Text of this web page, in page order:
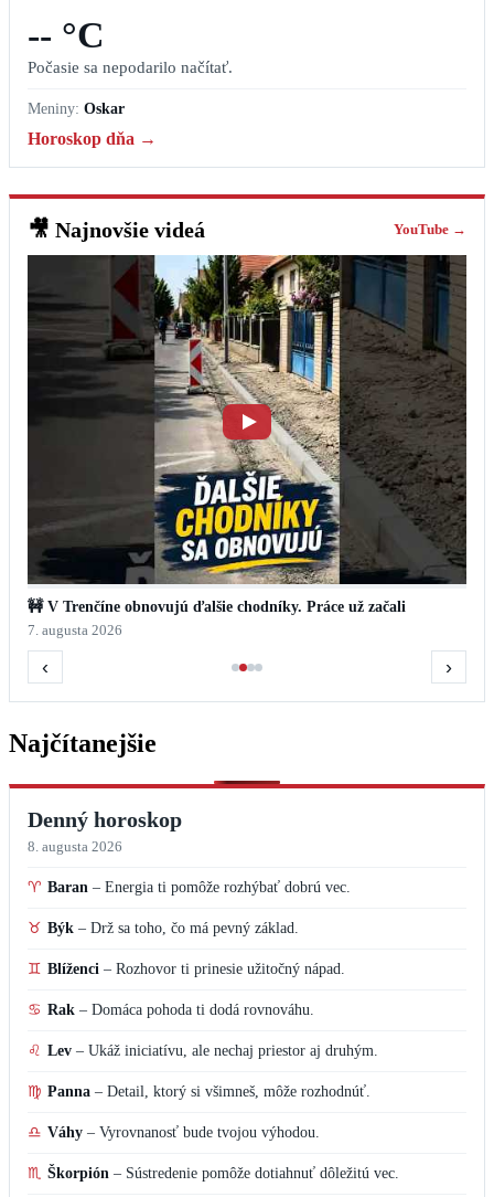
-- °C
Počasie sa nepodarilo načítať.
Meniny: Oskar
Horoskop dňa →
🎥 Najnovšie videá YouTube →
🚧 V Trenčíne obnovujú ďalšie chodníky. Práce už začali
7. augusta 2026
‹ ›
Najčítanejšie
Denný horoskop
8. augusta 2026
♈ Baran – Energia ti pomôže rozhýbať dobrú vec.
♉ Býk – Drž sa toho, čo má pevný základ.
♊ Blíženci – Rozhovor ti prinesie užitočný nápad.
♋ Rak – Domáca pohoda ti dodá rovnováhu.
♌ Lev – Ukáž iniciatívu, ale nechaj priestor aj druhým.
♍ Panna – Detail, ktorý si všimneš, môže rozhodnúť.
♎ Váhy – Vyrovnanosť bude tvojou výhodou.
♏ Škorpión – Sústredenie pomôže dotiahnuť dôležitú vec.